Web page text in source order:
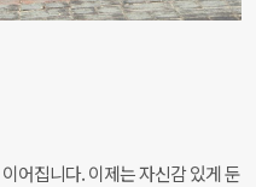
어집니다. 이제는 자신감 있게 둔